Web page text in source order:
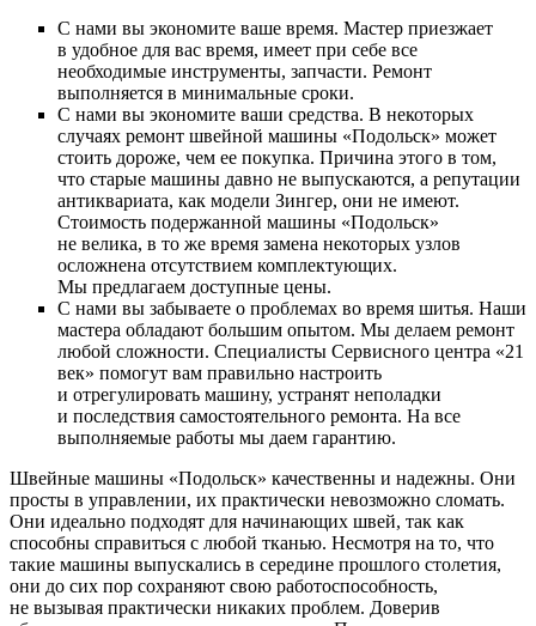
С нами вы экономите ваше время. Мастер приезжает
в удобное для вас время, имеет при себе все
необходимые инструменты, запчасти. Ремонт
выполняется в минимальные сроки.
С нами вы экономите ваши средства. В некоторых
случаях ремонт швейной машины «Подольск» может
стоить дороже, чем ее покупка. Причина этого в том,
что старые машины давно не выпускаются, а репутации
антиквариата, как модели Зингер, они не имеют.
Стоимость подержанной машины «Подольск»
не велика, в то же время замена некоторых узлов
осложнена отсутствием комплектующих.
Мы предлагаем доступные цены.
С нами вы забываете о проблемах во время шитья. Наши
мастера обладают большим опытом. Мы делаем ремонт
любой сложности. Специалисты Сервисного центра «21
век» помогут вам правильно настроить
и отрегулировать машину, устранят неполадки
и последствия самостоятельного ремонта. На все
выполняемые работы мы даем гарантию.
Швейные машины «Подольск» качественны и надежны. Они
просты в управлении, их практически невозможно сломать.
Они идеально подходят для начинающих швей, так как
способны справиться с любой тканью. Несмотря на то, что
такие машины выпускались в середине прошлого столетия,
они до сих пор сохраняют свою работоспособность,
не вызывая практически никаких проблем. Доверив